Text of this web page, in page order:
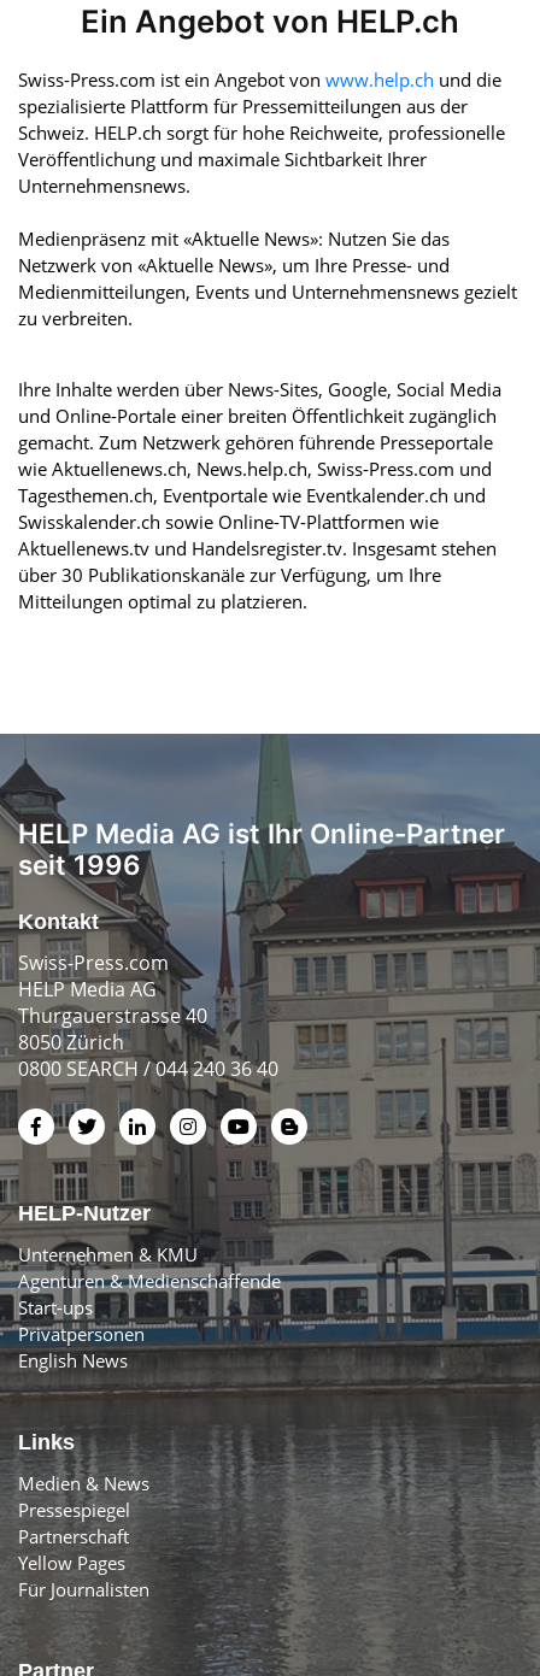
Ein Angebot von HELP.ch
Swiss-Press.com ist ein Angebot von www.help.ch und die
spezialisierte Plattform für Pressemitteilungen aus der
Schweiz. HELP.ch sorgt für hohe Reichweite, professionelle
Veröffentlichung und maximale Sichtbarkeit Ihrer
Unternehmensnews.
Medienpräsenz mit «Aktuelle News»: Nutzen Sie das
Netzwerk von «Aktuelle News», um Ihre Presse- und
Medienmitteilungen, Events und Unternehmensnews gezielt
zu verbreiten.
Ihre Inhalte werden über News-Sites, Google, Social Media
und Online-Portale einer breiten Öffentlichkeit zugänglich
gemacht. Zum Netzwerk gehören führende Presseportale
wie Aktuellenews.ch, News.help.ch, Swiss-Press.com und
Tagesthemen.ch, Eventportale wie Eventkalender.ch und
Swisskalender.ch sowie Online-TV-Plattformen wie
Aktuellenews.tv und Handelsregister.tv. Insgesamt stehen
über 30 Publikationskanäle zur Verfügung, um Ihre
Mitteilungen optimal zu platzieren.
HELP Media AG ist Ihr Online-Partner
seit 1996
Kontakt
Swiss-Press.com
HELP Media AG
Thurgauerstrasse 40
8050 Zürich
0800 SEARCH / 044 240 36 40
HELP-Nutzer
Unternehmen & KMU
Agenturen & Medienschaffende
Start-ups
Privatpersonen
English News
Links
Medien & News
Pressespiegel
Partnerschaft
Yellow Pages
Für Journalisten
Partner